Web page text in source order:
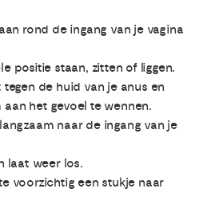
rond de ingang van je vagina
positie staan, zitten of liggen.
de huid van je anus en
het gevoel te wennen.
naar de ingang van je
laat weer los.
voorzichtig een stukje naar